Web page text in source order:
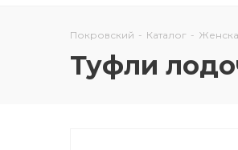
Покровский - Каталог -
Туфли